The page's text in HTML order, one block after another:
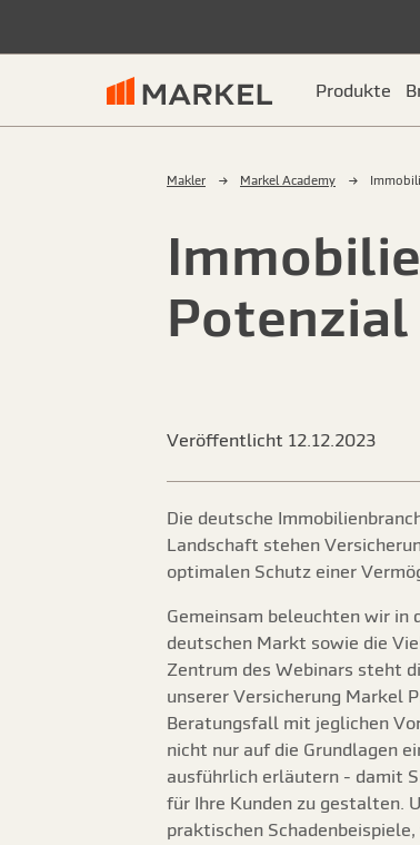
Produkte
Makler Markel Academy
Potenzial
Veröffentlicht 12.12.2023
Die deutsche
Landschaft stehen
optimalen Schutz einer
Gemeinsam beleuchten wir
deutschen Markt sowie die
Zentrum des Webinars steht
unserer Versicherung Markel
Beratungsfall mit jeglichen
nicht nur auf die Grundlagen
ausführlich erläutern - damit
für Ihre Kunden zu gestalten.
praktischen